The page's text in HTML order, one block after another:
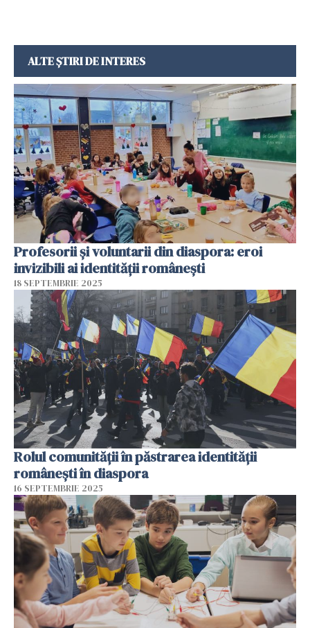
ALTE ȘTIRI DE INTERES
Profesorii și voluntarii din diaspora: eroi
invizibili ai identității românești
18 SEPTEMBRIE 2025
Rolul comunității în păstrarea identității
românești în diaspora
16 SEPTEMBRIE 2025